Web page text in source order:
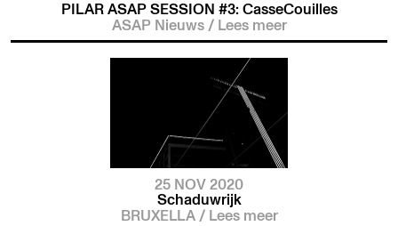
PILAR ASAP SESSION #3: CasseCouilles
ASAP Nieuws /Lees meer
25 NOV 2020
Schaduwrijk
BRUXELLA /Lees meer